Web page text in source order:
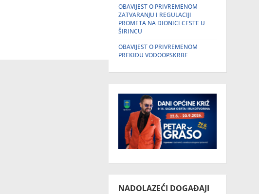
OBAVIJEST O PRIVREMENOM
ZATVARANJU I REGULACIJI
PROMETA NA DIONICI CESTE U
ŠIRINCU
OBAVIJEST O PRIVREMENOM
PREKIDU VODOOPSKRBE
NADOLAZEĆI DOGAĐAJI